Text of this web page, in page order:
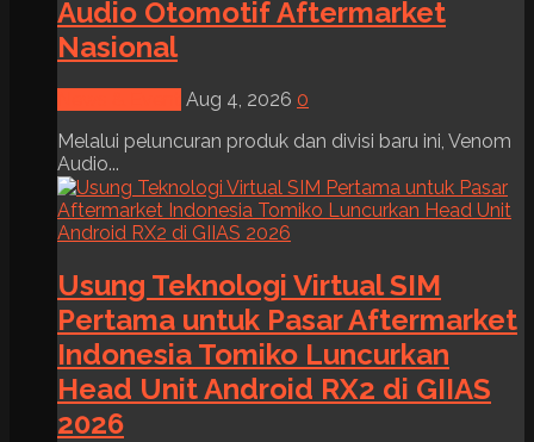
Audio Otomotif Aftermarket
Nasional
Aug 4, 2026 0
Melalui peluncuran produk dan divisi baru ini, Venom
Audio...
Usung Teknologi Virtual SIM
Pertama untuk Pasar Aftermarket
Indonesia Tomiko Luncurkan
Head Unit Android RX2 di GIIAS
2026